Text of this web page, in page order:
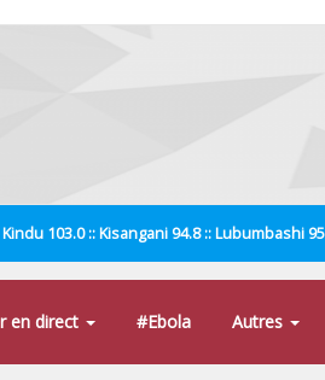
103.0 :: Kisangani 94.8 :: Lubumbashi
en direct #Ebola Autres